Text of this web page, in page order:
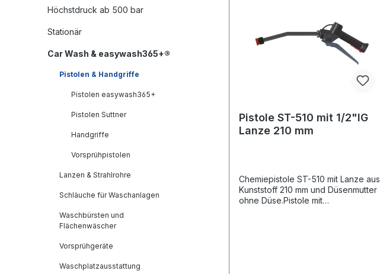
Höchstdruck ab 500 bar
Stationär
Car Wash & easywash365+®
Pistolen & Handgriffe
Pistolen easywash365+
Pistolen Suttner
Handgriffe
Vorsprühpistolen
Lanzen & Strahlrohre
Schläuche für Waschanlagen
Waschbürsten und
Flächenwäscher
Vorsprühgeräte
Waschplatzausstattung
Pistole ST-510 mit 1/2"IG
Lanze 210 mm
Chemiepistole ST-510 mit Lanze aus
Kunststoff 210 mm und Düsenmutter
ohne Düse.Pistole mit